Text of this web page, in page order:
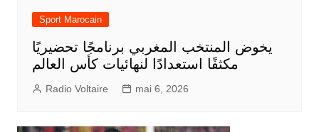
Sport Marocain
يخوض المنتخب المغربي برنامجًا تحضيريًا
مكثفًا استعدادًا لنهائيات كأس العالم
Radio Voltaire mai 6, 2026